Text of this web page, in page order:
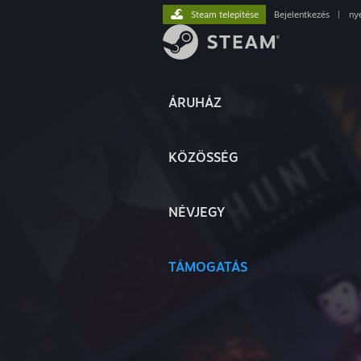
ÁRUHÁZ
KÖZÖSSÉG
NÉVJEGY
TÁMOGATÁS
Steam telepítése Bejelentkezés